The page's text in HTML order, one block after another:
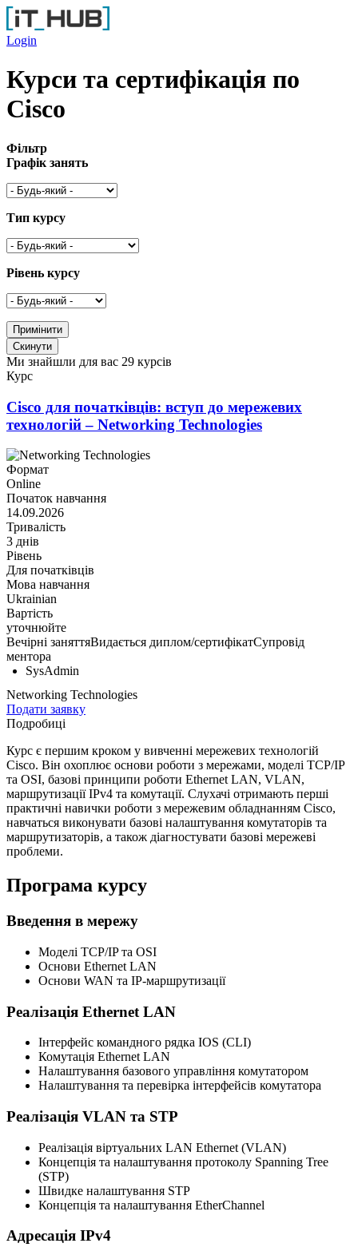
Перейти до основного вмісту
Login
Курси та сертифікація по
Cisco
Фільтр
Графік занять
Тип курсу
Рівень курсу
Ми знайшли для вас 29 курсів
Курс
Cisco для початківців: вступ до мережевих
технологій – Networking Technologies
Формат
Online
Початок навчання
14.09.2026
Тривалість
3 днів
Рівень
Для початківців
Мова навчання
Ukrainian
Вартість
уточнюйте
Вечірні заняттяВидається диплом/сертифікатСупровід
ментора
SysAdmin
Networking Technologies
Подати заявку
Подробиці
Курс є першим кроком у вивченні мережевих технологій
Cisco. Він охоплює основи роботи з мережами, моделі TCP/IP
та OSI, базові принципи роботи Ethernet LAN, VLAN,
маршрутизації IPv4 та комутації. Слухачі отримають перші
практичні навички роботи з мережевим обладнанням Cisco,
навчаться виконувати базові налаштування комутаторів та
маршрутизаторів, а також діагностувати базові мережеві
проблеми.
Програма курсу
Введення в мережу
Моделі TCP/IP та OSI
Основи Ethernet LAN
Основи WAN та IP-маршрутизації
Реалізація Ethernet LAN
Інтерфейс командного рядка IOS (CLI)
Комутація Ethernet LAN
Налаштування базового управління комутатором
Налаштування та перевірка інтерфейсів комутатора
Реалізація VLAN та STP
Реалізація віртуальних LAN Ethernet (VLAN)
Концепція та налаштування протоколу Spanning Tree
(STP)
Швидке налаштування STP
Концепція та налаштування EtherChannel
Адресація IPv4